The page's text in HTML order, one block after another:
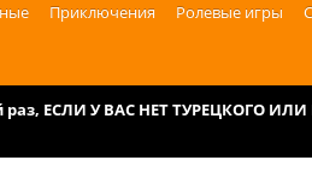
Приключения Ролевые игры
ЕСЛИ У ВАС НЕТ ТУРЕЦКОГО